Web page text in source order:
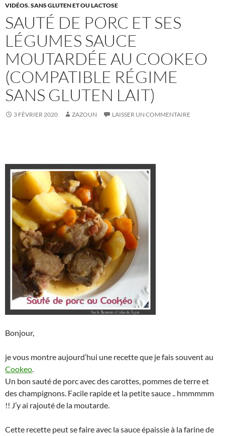
VIDÉOS,SANS GLUTEN ET OU LACTOSE
SAUTÉ DE PORC ET SES
LÉGUMES SAUCE
MOUTARDÉE AU COOKEO
(COMPATIBLE RÉGIME
SANS GLUTEN LAIT)
3 FÉVRIER 2020 ZAZOUN LAISSER UN COMMENTAIRE
Bonjour,
je vous montre aujourd’hui une recette que je fais souvent au
Cookeo.
Un bon sauté de porc avec des carottes, pommes de terre et
des champignons. Facile rapide et la petite sauce .. hmmmmm
!! J’y ai rajouté de la moutarde.
Cette recette peut se faire avec la sauce épaissie à la farine de